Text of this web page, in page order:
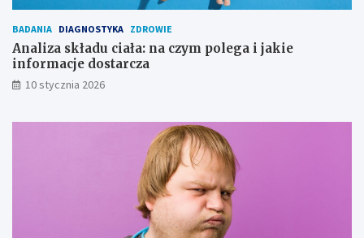
BADANIA DIAGNOSTYKA ZDROWIE
Analiza składu ciała: na czym polega i jakie
informacje dostarcza
10 stycznia 2026